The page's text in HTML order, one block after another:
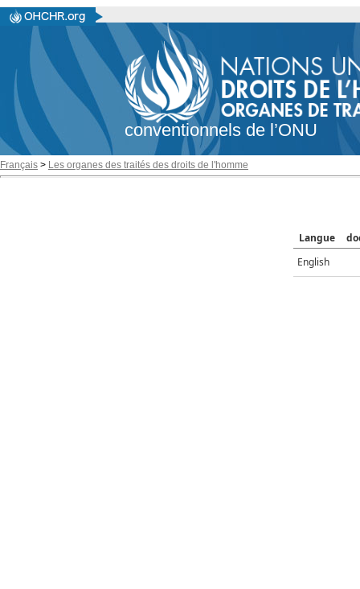
conventionnels de l’ONU
Français > Les organes des traités des droits de l'homme
Langue
English